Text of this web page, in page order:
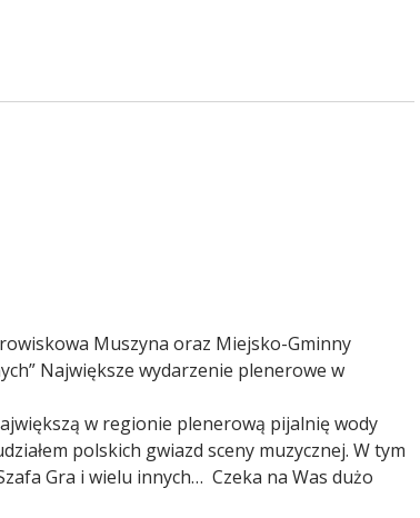
Muszyna oraz Miejsko-Gminny
Największe wydarzenie plenerowe w
w regionie plenerową pijalnię wody
polskich gwiazd sceny muzycznej. W tym
Gra i wielu innych… Czeka na Was dużo